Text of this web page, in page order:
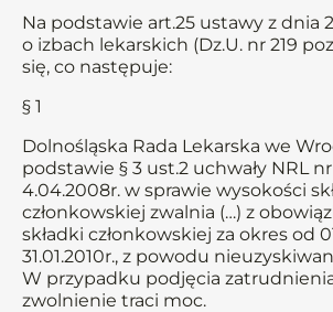
Na podstawie art.25 ustawy z dnia
o izbach lekarskich (Dz.U. nr 219
się, co następuje:
§ 1
Dolnośląska Rada Lekarska we
podstawie § 3 ust.2 uchwały NRL
4.04.2008r. w sprawie wysokości
członkowskiej zwalnia (…) z
składki członkowskiej za okres od
31.01.2010r., z powodu
W przypadku podjęcia
zwolnienie traci moc.